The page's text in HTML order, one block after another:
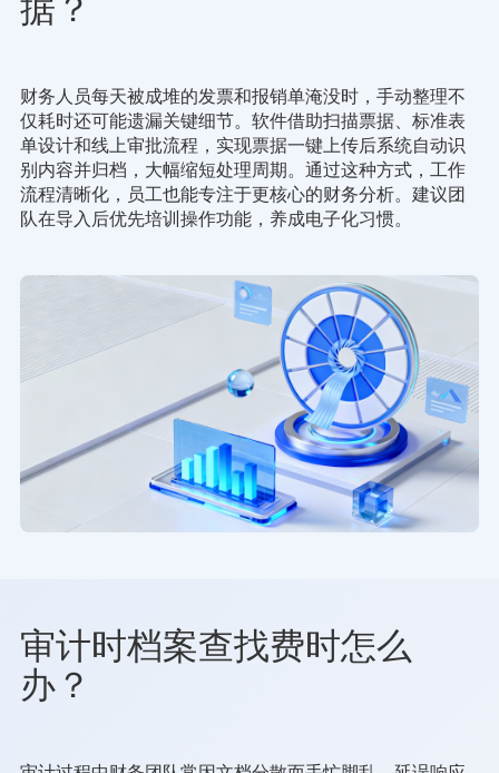
财务人员每天被成堆的发票和报销单淹没时，手动整理不
仅耗时还可能遗漏关键细节。软件借助扫描票据、标准表
单设计和线上审批流程，实现票据一键上传后系统自动识
别内容并归档，大幅缩短处理周期。通过这种方式，工作
流程清晰化，员工也能专注于更核心的财务分析。建议团
队在导入后优先培训操作功能，养成电子化习惯。
审计时档案查找费时怎么
办？